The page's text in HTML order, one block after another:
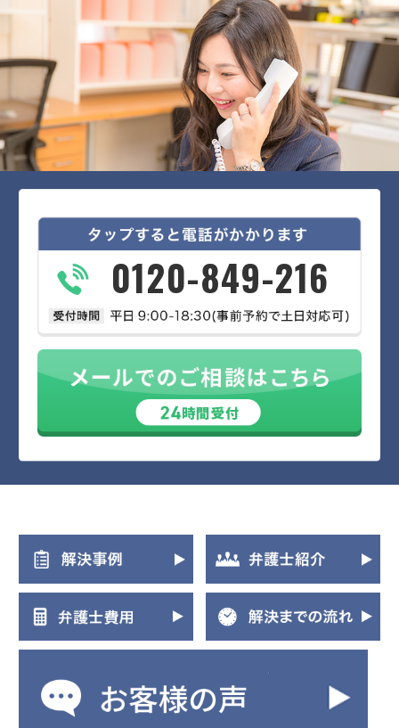
0120-849-216